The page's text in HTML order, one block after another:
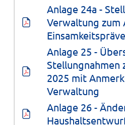
Anlage 24a -
Verwaltung zum
Anlage 25 -
Stellungnahmen
2025 mit
Verwaltung
Anlage 26 -